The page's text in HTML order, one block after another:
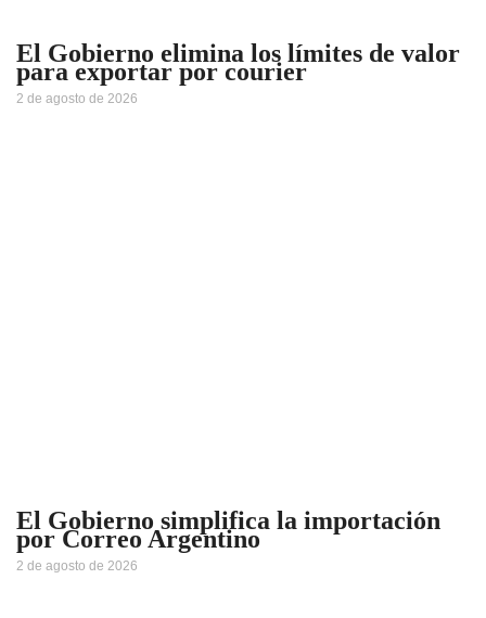
El Gobierno elimina los límites de valor
para exportar por courier
2 de agosto de 2026
El Gobierno simplifica la importación
por Correo Argentino
2 de agosto de 2026